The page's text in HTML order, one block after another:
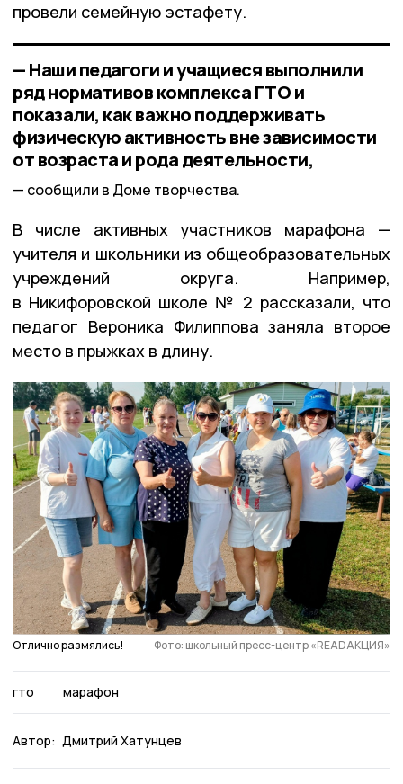
провели семейную эстафету.
— Наши педагоги и учащиеся выполнили
ряд нормативов комплекса ГТО и
показали, как важно поддерживать
физическую активность вне зависимости
от возраста и рода деятельности,
сообщили в Доме творчества.
В числе активных участников марафона —
учителя и школьники из общеобразовательных
учреждений округа. Например,
в Никифоровской школе № 2 рассказали, что
педагог Вероника Филиппова заняла второе
место в прыжках в длину.
Отлично размялись! Фото: школьный пресс-центр «READАКЦИЯ»
гто марафон
Автор: Дмитрий Хатунцев